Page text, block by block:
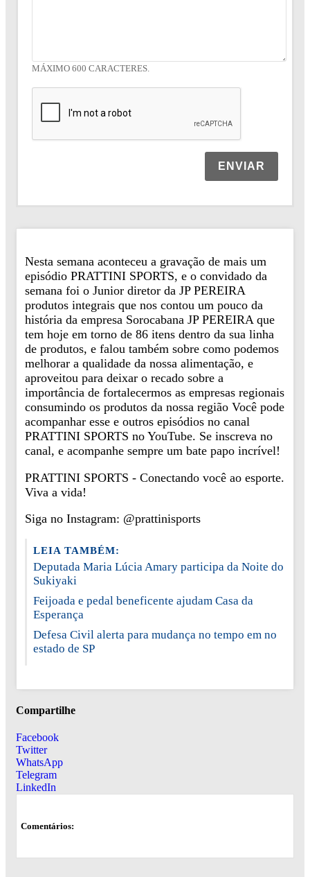
MÁXIMO 600 CARACTERES.
ENVIAR
Nesta semana aconteceu a gravação de mais um
episódio PRATTINI SPORTS, e o convidado da
semana foi o Junior diretor da JP PEREIRA
produtos integrais que nos contou um pouco da
história da empresa Sorocabana JP PEREIRA que
tem hoje em torno de 86 itens dentro da sua linha
de produtos, e falou também sobre como podemos
melhorar a qualidade da nossa alimentação, e
aproveitou para deixar o recado sobre a
importância de fortalecermos as empresas regionais
consumindo os produtos da nossa região Você pode
acompanhar esse e outros episódios no canal
PRATTINI SPORTS no YouTube. Se inscreva no
canal, e acompanhe sempre um bate papo incrível!
PRATTINI SPORTS - Conectando você ao esporte.
Viva a vida!
Siga no Instagram: @prattinisports
LEIA TAMBÉM:
Deputada Maria Lúcia Amary participa da Noite do
Sukiyaki
Feijoada e pedal beneficente ajudam Casa da
Esperança
Defesa Civil alerta para mudança no tempo em no
estado de SP
Compartilhe
Facebook
Twitter
WhatsApp
Telegram
LinkedIn
Comentários: